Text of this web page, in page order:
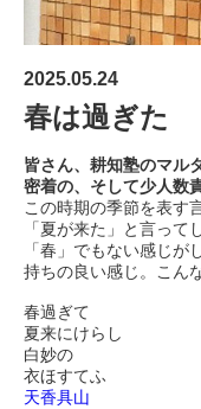
2025.05.24
春は過ぎた
皆さん、耕知塾のマル
密着の、そして少人数
この時期の季節を表す
「夏が来た」と言って
「春」でもない感じ
持ちの良い感じ。こん
春過ぎて
夏来にけらし
白妙の
衣ほすてふ
天香具山